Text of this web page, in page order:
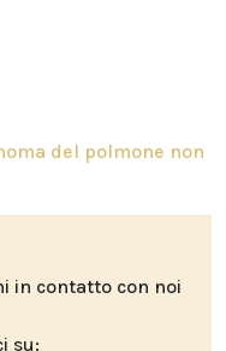
del polmone non
in contatto con noi
su: